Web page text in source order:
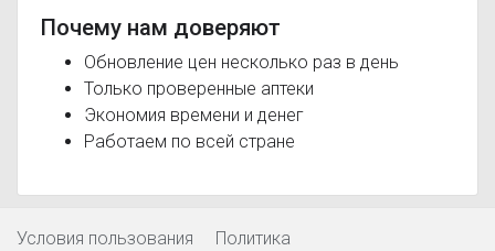
Почему нам доверяют
Обновление цен несколько раз в день
Только проверенные аптеки
Экономия времени и денег
Работаем по всей стране
Условия пользования Политика